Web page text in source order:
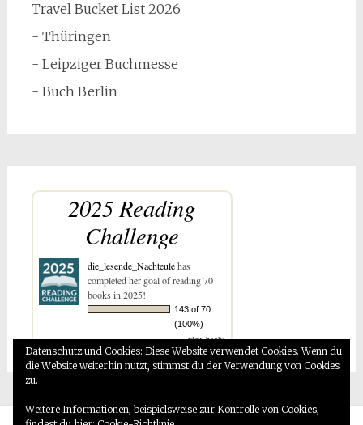
Travel Bucket List 2026
- Thüringen
- Leipziger Buchmesse
- Buch Berlin
2025 Reading
Challenge
die_lesende_Nachteulehas
completed her goal of reading 70
books in 2025!
143 of 70
(100%)
view books
Datenschutz und Cookies: Diese Website verwendet Cookies. Wenn du
die Website weiterhin nutzt, stimmst du der Verwendung von Cookies
zu.
Weitere Informationen, beispielsweise zur Kontrolle von Cookies,